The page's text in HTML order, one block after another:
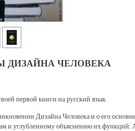
ЧЕЛОВЕКА
первой книги на русский язык.
Дизайна Человека и о его
и углубленному объяснению их функций.